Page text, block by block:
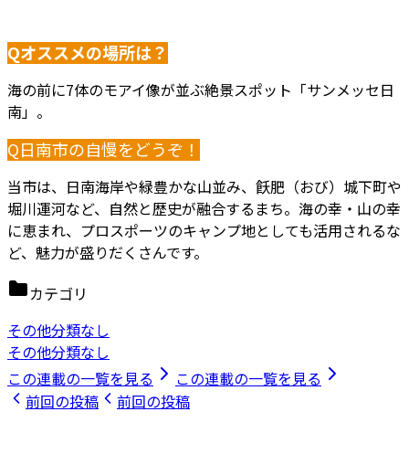
Qオススメの場所は？
海の前に7体のモアイ像が並ぶ絶景スポット「サンメッセ日
南」。
Q日南市の自慢をどうぞ！
当市は、日南海岸や緑豊かな山並み、飫肥（おび）城下町や
堀川運河など、自然と歴史が融合するまち。海の幸・山の幸
に恵まれ、プロスポーツのキャンプ地としても活用されるな
ど、魅力が盛りだくさんです。
カテゴリ
その他分類なし
その他分類なし
この連載の一覧を見る
この連載の一覧を見る
前回の投稿
前回の投稿